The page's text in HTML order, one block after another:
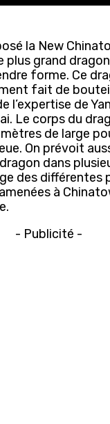
la New
plus grand
forme. Ce
fait de
l’expertise de
Le corps du
de large
On prévoit
dans
des différentes
à
- Publicité -